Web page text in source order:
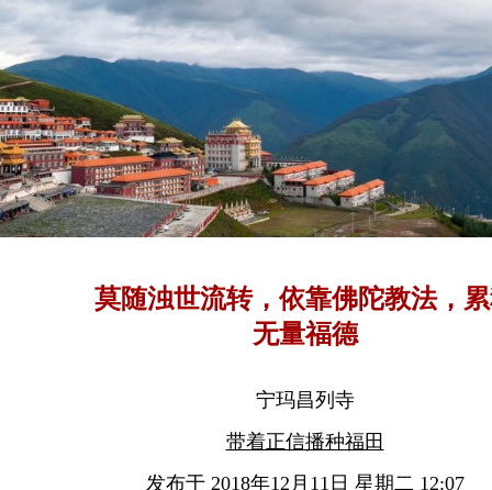
莫随浊世流转，依靠佛陀教法，
无量福德
宁玛昌列寺
带着正信播种福田
发布于 2018年12月11日 星期二 12:07